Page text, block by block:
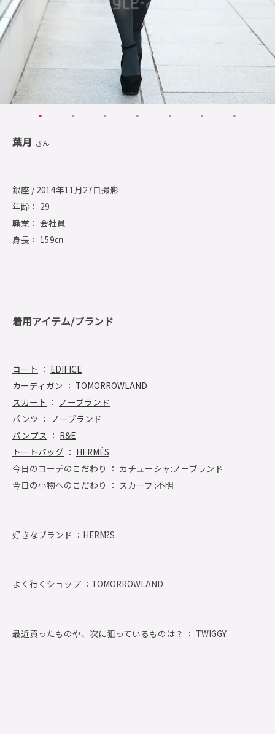
葉月 さん
銀座 / 2014年11月27日撮影
年齢： 29
職業： 会社員
身長： 159㎝
着用アイテム/ブランド
コート ： EDIFICE
カーディガン ： TOMORROWLAND
スカート ： ノーブランド
パンツ ： ノーブランド
パンプス ： R&E
トートバッグ ： HERMÈS
今日のコーデのこだわり ： カチューシャ:ノーブランド
今日の小物へのこだわり ： スカーフ :不明
好きなブランド ： HERM?S
よく行くショップ ： TOMORROWLAND
最近買ったものや、次に狙っているものは？ ： TWIGGY